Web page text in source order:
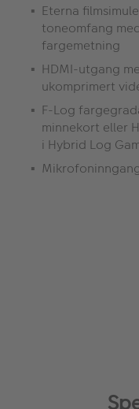
Eterna
toneomfang
fargemetning
HDMI-utgang
ukomprimert
F-Log
minnekort eller
i Hybrid Log